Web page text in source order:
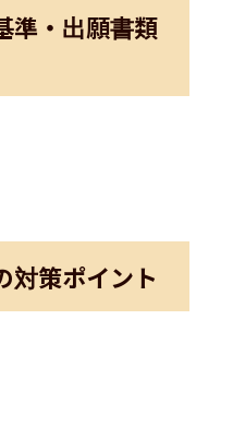
準・出願書類
対策ポイント